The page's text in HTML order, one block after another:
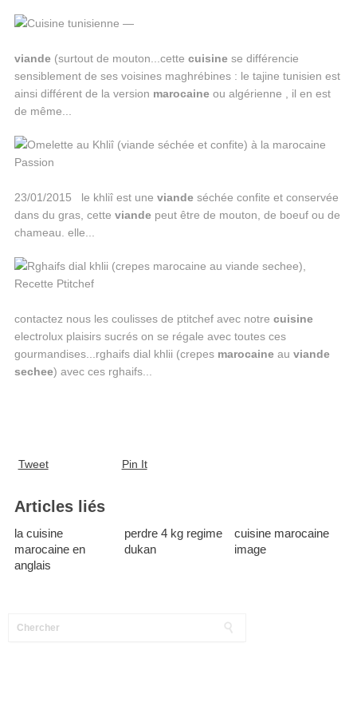
viande(surtout de mouton...cette cuisinese différencie
sensiblement de ses voisines maghrébines : le tajine tunisien est
ainsi différent de la version marocaineou algérienne , il en est
de même...
23/01/2015 le khliî est une viandeséchée confite et conservée
dans du gras, cette viandepeut être de mouton, de boeuf ou de
chameau. elle...
contactez nous les coulisses de ptitchef avec notre cuisine
electrolux plaisirs sucrés on se régale avec toutes ces
gourmandises...rghaifs dial khlii (crepes marocaineau viande
sechee) avec ces rghaifs...
Tweet Pin It
Articles liés
la cuisine
marocaine en
anglais
perdre 4 kg regime
dukan
cuisine marocaine
image